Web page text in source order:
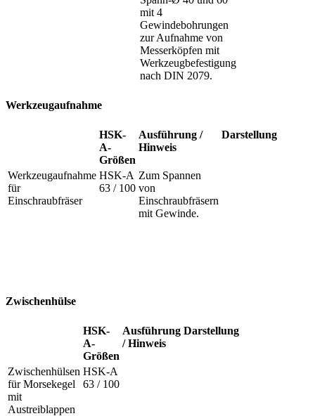
mit 4
Gewindebohrungen
zur Aufnahme von
Messerköpfen mit
Werkzeugbefestigung
nach DIN 2079.
Werkzeugaufnahme
HSK-
A-
Größen
Ausführung /
Hinweis
Darstellung
Werkzeugaufnahme
für
Einschraubfräser
HSK-A
63 / 100
Zum Spannen
von
Einschraubfräsern
mit Gewinde.
Zwischenhülse
HSK-
A-
Größen
Ausführung
/ Hinweis
Darstellung
Zwischenhülsen
für Morsekegel
mit
Austreiblappen
HSK-A
63 / 100